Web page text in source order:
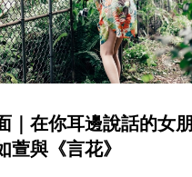
｜在你耳邊說話的女朋
萱與《言花》